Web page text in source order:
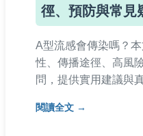
徑、預防與常見
A型流感會傳染嗎？
性、傳播途徑、高風
問，提供實用建議與
居家護理等細節，適
閱讀全文